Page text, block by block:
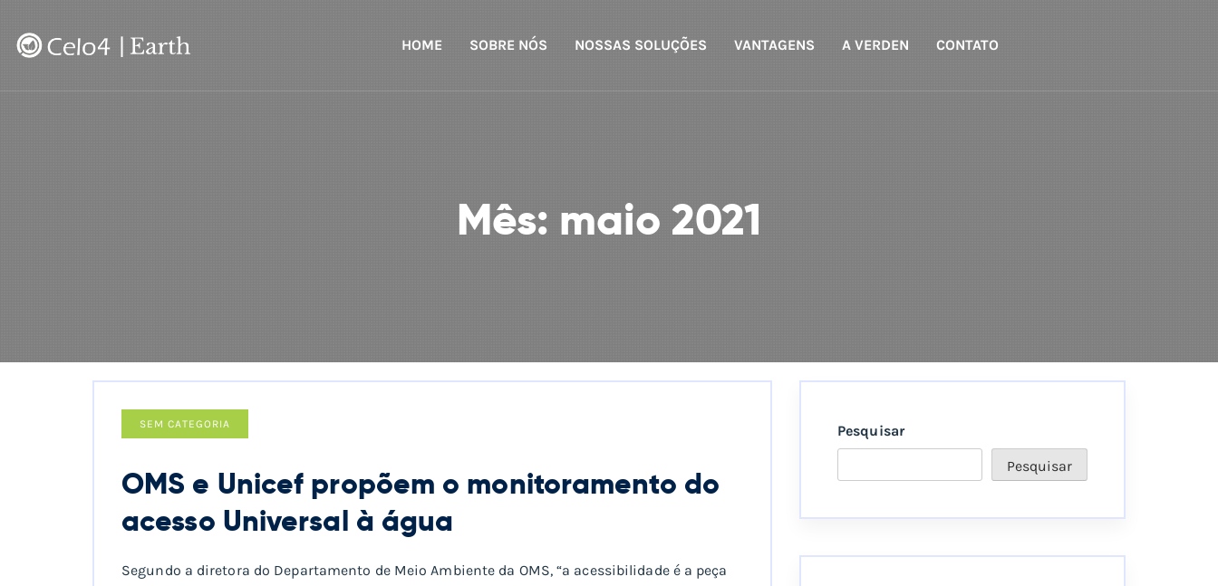
HOME SOBRE NÓS NOSSAS SOLUÇÕES VANTAGENS A VERDEN CONTATO
Mês: maio 2021
SEM CATEGORIA
OMS e Unicef propõem o monitoramento do
acesso Universal à água
Segundo a diretora do Departamento de Meio Ambiente da OMS, “a acessibilidade é a peça
Pesquisar
Pesquisar